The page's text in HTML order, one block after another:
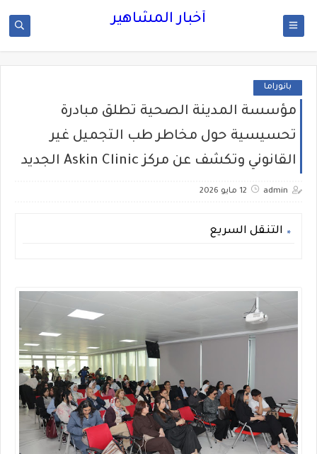
أخبار المشاهير
بانوراما
مؤسسة المدينة الصحية تطلق مبادرة
تحسيسية حول مخاطر طب التجميل غير
القانوني وتكشف عن مركز Askin Clinic الجديد
admin 12 مايو 2026
التنقل السريع